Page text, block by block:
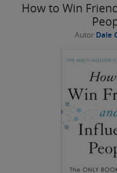
How to Win
Autor Dale